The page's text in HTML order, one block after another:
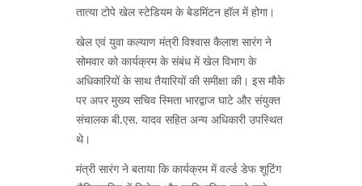
तात्या टोपे खेल स्टेडियम के बेडमिंटन हॉल में होगा।
खेल एवं युवा कल्याण मंत्री विश्वास कैलाश सारंग ने
सोमवार को कार्यक्रम के संबंध में खेल विभाग के
अधिकारियों के साथ तैयारियों की समीक्षा की। इस मौके
पर अपर मुख्य सचिव स्मिता भारद्वाज घाटे और संयुक्त
संचालक बी.एस. यादव सहित अन्य अधिकारी उपस्थित
थे।
मंत्री सारंग ने बताया कि कार्यक्रम में वर्ल्ड डेफ शूटिंग